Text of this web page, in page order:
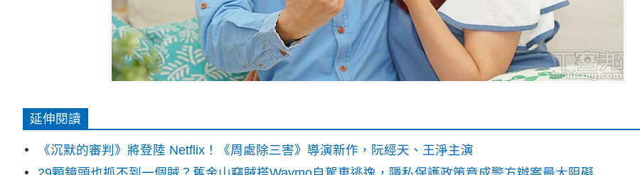
延伸閱讀
《沉默的審判》將登陸 Netflix！《周處除三害》導演新作，阮經天、王淨主演